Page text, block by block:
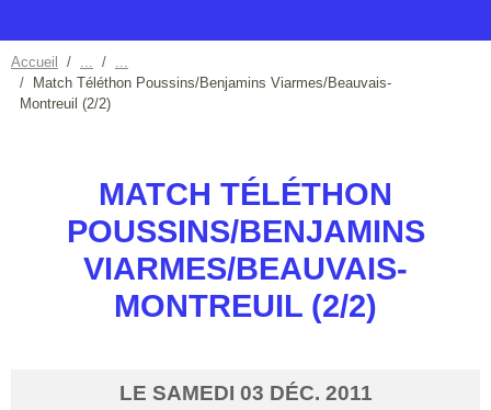
Accueil
Match Téléthon Poussins/Benjamins Viarmes/Beauvais-
Montreuil (2/2)
MATCH TÉLÉTHON
POUSSINS/BENJAMINS
VIARMES/BEAUVAIS-
MONTREUIL (2/2)
LE SAMEDI 03 DÉC. 2011